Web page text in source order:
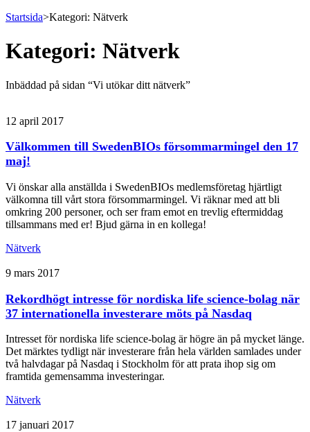
Startsida>Kategori: Nätverk
Kategori: Nätverk
Inbäddad på sidan “Vi utökar ditt nätverk”
12 april 2017
Välkommen till SwedenBIOs försommarmingel den 17
maj!
Vi önskar alla anställda i SwedenBIOs medlemsföretag hjärtligt
välkomna till vårt stora försommarmingel. Vi räknar med att bli
omkring 200 personer, och ser fram emot en trevlig eftermiddag
tillsammans med er! Bjud gärna in en kollega!
Nätverk
9 mars 2017
Rekordhögt intresse för nordiska life science-bolag när
37 internationella investerare möts på Nasdaq
Intresset för nordiska life science-bolag är högre än på mycket länge.
Det märktes tydligt när investerare från hela världen samlades under
två halvdagar på Nasdaq i Stockholm för att prata ihop sig om
framtida gemensamma investeringar.
Nätverk
17 januari 2017